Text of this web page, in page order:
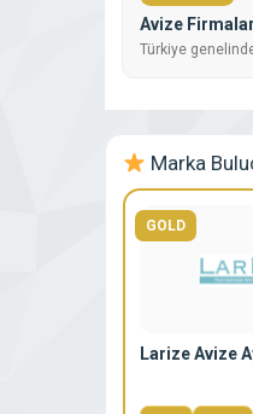
Avize
Türkiye
Marka
GOLD
Larize Avize